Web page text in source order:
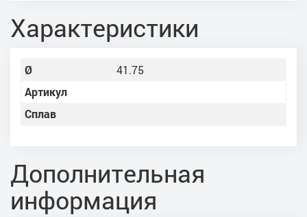
Характеристики
Ø
41.75
Артикул
Сплав
Дополнительная
информация